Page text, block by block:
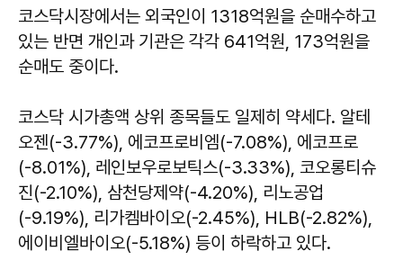
코스닥시장에서는 외국인이 1318억원을 순매수하고
있는 반면 개인과 기관은 각각 641억원, 173억원을
순매도 중이다.
코스닥 시가총액 상위 종목들도 일제히 약세다. 알테
오젠(-3.77%), 에코프로비엠(-7.08%), 에코프로
(-8.01%), 레인보우로보틱스(-3.33%), 코오롱티슈
진(-2.10%), 삼천당제약(-4.20%), 리노공업
(-9.19%), 리가켐바이오(-2.45%), HLB(-2.82%),
에이비엘바이오(-5.18%) 등이 하락하고 있다.